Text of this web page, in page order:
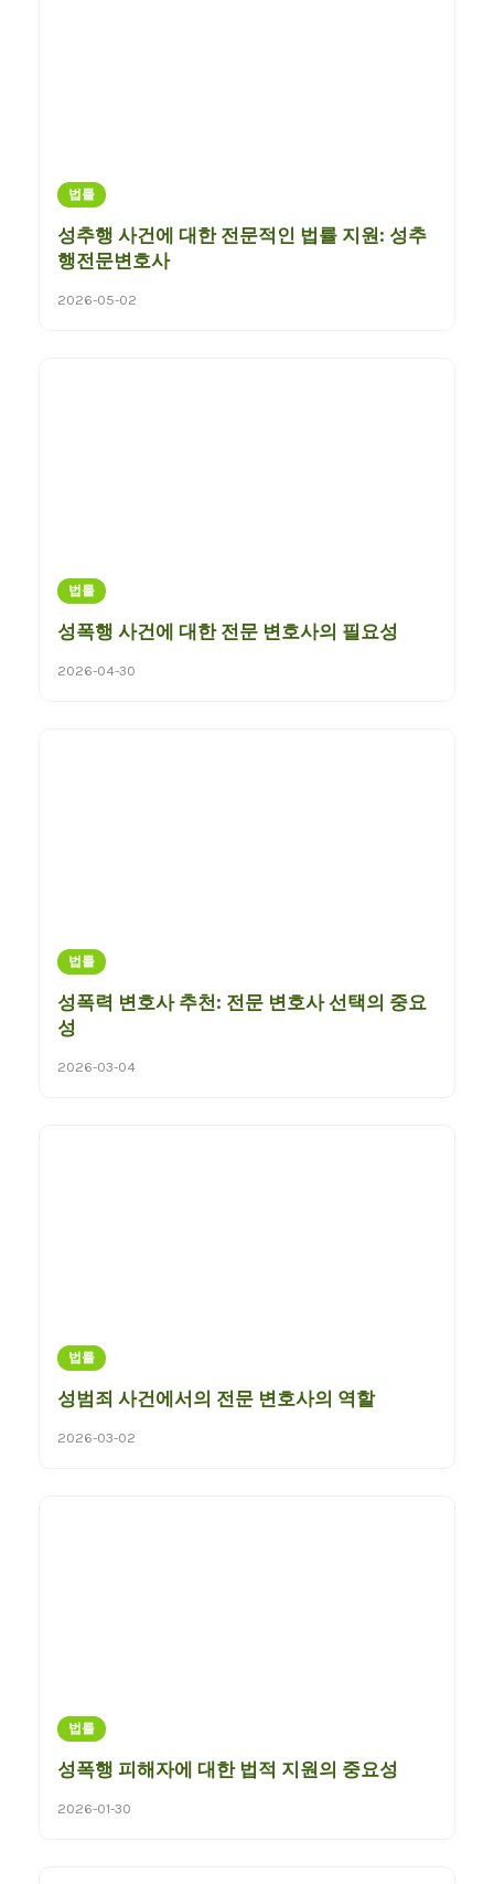
법률
성추행 사건에 대한 전문적인 법률 지원: 성추
행전문변호사
2026-05-02
법률
성폭행 사건에 대한 전문 변호사의 필요성
2026-04-30
법률
성폭력 변호사 추천: 전문 변호사 선택의 중요
성
2026-03-04
법률
성범죄 사건에서의 전문 변호사의 역할
2026-03-02
법률
성폭행 피해자에 대한 법적 지원의 중요성
2026-01-30